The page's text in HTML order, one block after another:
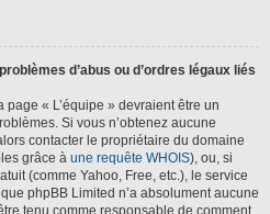
d’abus ou d’ordres légaux liés
« L’équipe » devraient être un
Si vous n’obtenez aucune
contacter le propriétaire du domaine
grâce à une requête WHOIS), ou, si
(comme Yahoo, Free, etc.), le service
phpBB Limited n’a absolument aucune
tenu comme responsable de comment,